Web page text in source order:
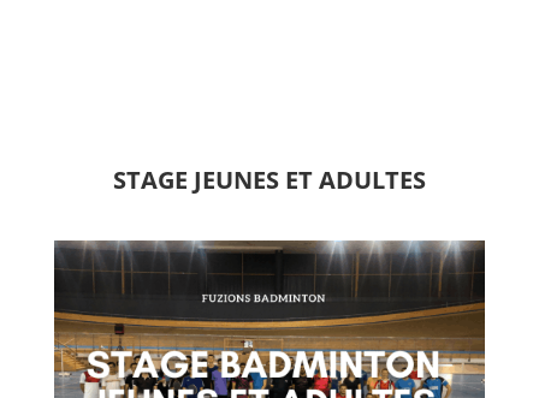
STAGE JEUNES ET ADULTES